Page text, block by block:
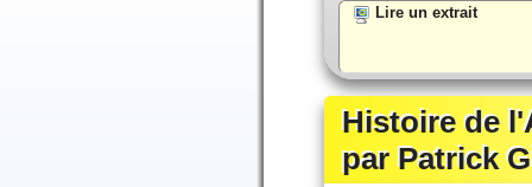
Lire un extrait
Histoire de
par Patrick